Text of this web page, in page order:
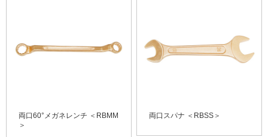
両口60°メガネレンチ ＜RBMM
＞
両口スパナ ＜RBSS＞